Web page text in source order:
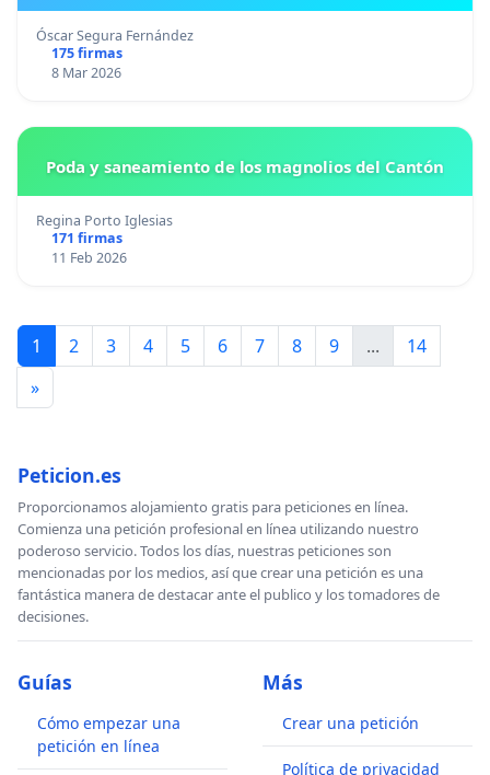
Óscar Segura Fernández
175 firmas
8 Mar 2026
Poda y saneamiento de los magnolios del Cantón
Regina Porto Iglesias
171 firmas
11 Feb 2026
1 2 3 4 5 6 7 8 9 ...
14
»
Peticion.es
Proporcionamos alojamiento gratis para peticiones en línea.
Comienza una petición profesional en línea utilizando nuestro
poderoso servicio. Todos los días, nuestras peticiones son
mencionadas por los medios, así que crear una petición es una
fantástica manera de destacar ante el publico y los tomadores de
decisiones.
Guías
Cómo empezar una
petición en línea
Más
Crear una petición
Política de privacidad